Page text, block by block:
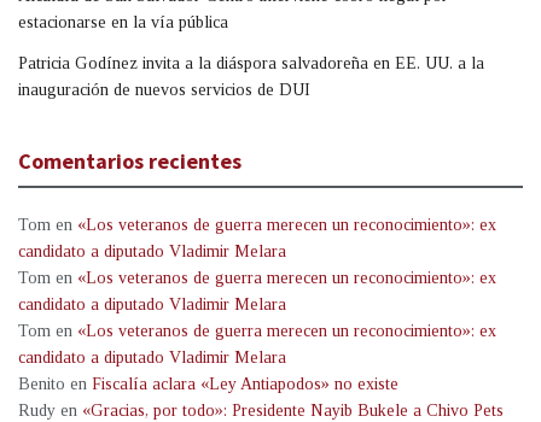
estacionarse en la vía pública
Patricia Godínez invita a la diáspora salvadoreña en EE. UU. a la
inauguración de nuevos servicios de DUI
Comentarios recientes
Tom en «Los veteranos de guerra merecen un reconocimiento»: ex
candidato a diputado Vladimir Melara
Tom en «Los veteranos de guerra merecen un reconocimiento»: ex
candidato a diputado Vladimir Melara
Tom en «Los veteranos de guerra merecen un reconocimiento»: ex
candidato a diputado Vladimir Melara
Benito en Fiscalía aclara «Ley Antiapodos» no existe
Rudy en «Gracias, por todo»: Presidente Nayib Bukele a Chivo Pets